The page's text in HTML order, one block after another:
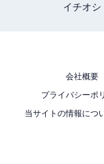
JR東日本（首都
なった普通車に
イチオシ
会社概要
プライバシーポ
当サイトの情報につ